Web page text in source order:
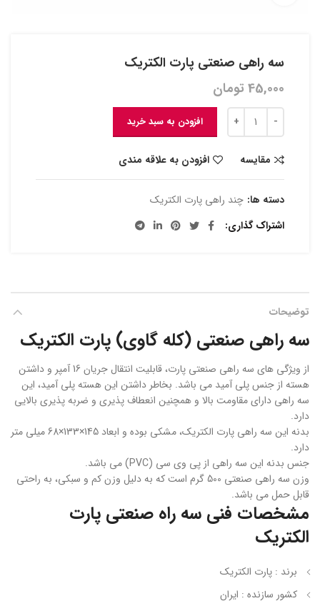
سه راهی صنعتی پارت الکتریک
45,000 تومان
افزودن به سبد خرید
مقایسه افزودن به علاقه مندی
دسته ها: چند راهی پارت الکتریک
اشتراک گذاری
توضیحات
سه راهی صنعتی (کله گاوی) پارت الکتریک
از ویژگی های سه راهی صنعتی پارت، قابلیت انتقال جریان 16 آمپر و داشتن
هسته از جنس پلی آمید می باشد. بخاطر داشتن این هسته پلی آمید، این
سه راهی دارای مقاومت بالا و همچنین انعطاف پذیری و ضربه پذیری بالایی
دارد.
بدنه این سه راهی پارت الکتریک، مشکی بوده و ابعاد 145×133×68 میلی متر
دارد.
جنس بدنه این سه راهی از پی وی سی (PVC) می باشد.
وزن سه راهی صنعتی 500 گرم است که به دلیل وزن کم و سبکی، به راحتی
قابل حمل می باشد.
مشخصات فنی سه راه صنعتی پارت
الکتریک
برند : پارت الکتریک
کشور سازنده : ایران